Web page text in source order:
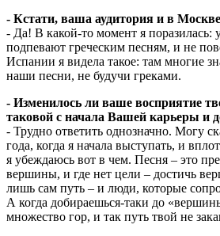
- Кстати, ваша аудитория и в
- Да! В какой-то момент я поразилась:
подпевают греческим песням, и не
Испании я видела такое: там многие
наши песни, не будучи греками.
- Изменилось ли ваше восприятие
таковой с начала Вашей карьеры и
- Трудно ответить однозначно. Могу
года, когда я начала выступать, и
я убеждаюсь вот в чем. Песня – это
вершины, и где нет цели – достичь
лишь сам путь – и люди, которые
А когда добираешься-таки до
множество гор, и так путь твой не